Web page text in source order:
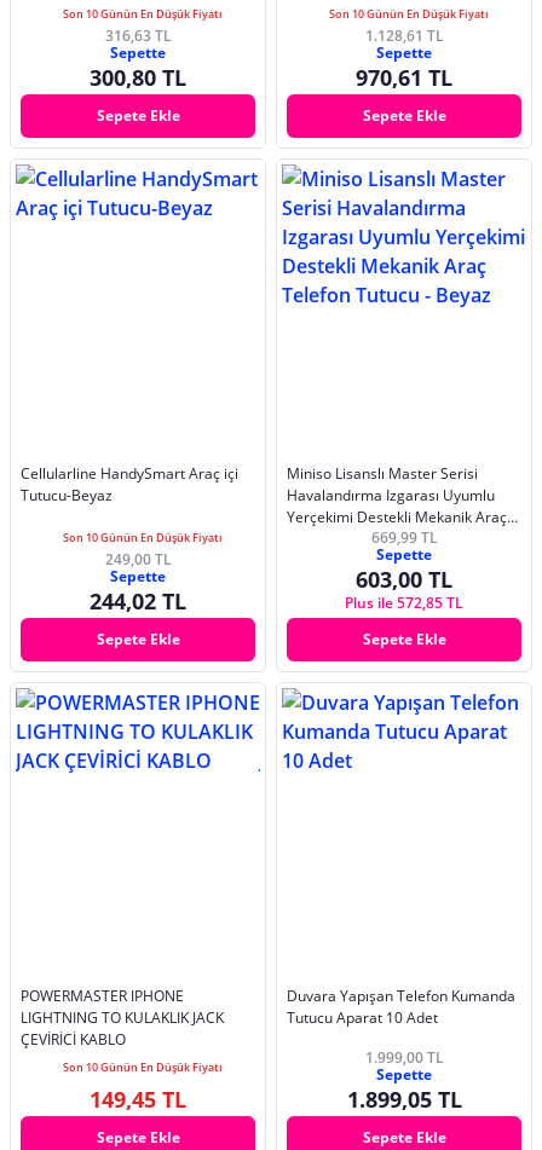
Son 10 Günün En Düşük Fiyatı
316,63 TL
Sepette
300,80 TL
Sepete Ekle
Son 10 Günün En Düşük Fiyatı
1.128,61 TL
Sepette
970,61 TL
Sepete Ekle
Cellularline HandySmart Araç içi
Tutucu-Beyaz
Son 10 Günün En Düşük Fiyatı
249,00 TL
Sepette
244,02 TL
Sepete Ekle
Miniso Lisanslı Master Serisi
Havalandırma Izgarası Uyumlu
Yerçekimi Destekli Mekanik Araç
Telefon Tutucu - Beyaz
669,99 TL
Sepette
603,00 TL
Plus ile 572,85 TL
Sepete Ekle
POWERMASTER IPHONE
LIGHTNING TO KULAKLIK JACK
ÇEVİRİCİ KABLO
Son 10 Günün En Düşük Fiyatı
149,45 TL
Sepete Ekle
Duvara Yapışan Telefon Kumanda
Tutucu Aparat 10 Adet
1.999,00 TL
Sepette
1.899,05 TL
Sepete Ekle